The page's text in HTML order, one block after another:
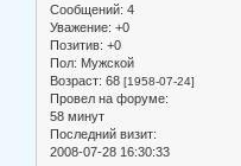
Сообщений: 4
Уважение: +0
Позитив: +0
Пол: Мужской
Возраст: 68 [1958-07-24]
Провел на форуме:
58 минут
Последний визит:
2008-07-28 16:30:33